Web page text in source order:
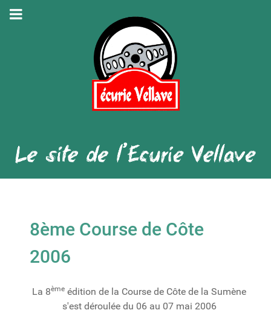
8ème Course de Côte
2006
La 8ème édition de la Course de Côte de la Sumène
s'est déroulée du 06 au 07 mai 2006